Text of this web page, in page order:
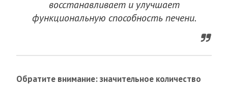
восстанавливает и улучшает
функциональную способность печени.
Обратите внимание: значительное количество